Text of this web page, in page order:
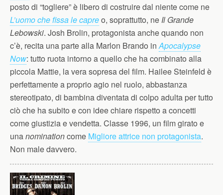
posto di “togliere” è libero di costruire dal niente come ne
L’uomo che fissa le capreo, soprattutto, ne Il Grande
Lebowski. Josh Brolin, protagonista anche quando non
c’è, recita una parte alla Marlon Brando inApocalypse
Now: tutto ruota intorno a quello che ha combinato alla
piccola Mattie, la vera sopresa del film. Hailee Steinfeld è
perfettamente a proprio agio nel ruolo, abbastanza
stereotipato, di bambina diventata di colpo adulta per tutto
ciò che ha subito e con idee chiare rispetto a concetti
come giustizia e vendetta. Classe 1996, un film girato e
unanominationcome Migliore attrice non protagonista.
Non male davvero.